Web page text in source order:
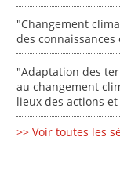
en
électronique ]
[
0000
"Changement
des connaissances
"Adaptation des
au changement
lieux des actions
>> Voir toutes les